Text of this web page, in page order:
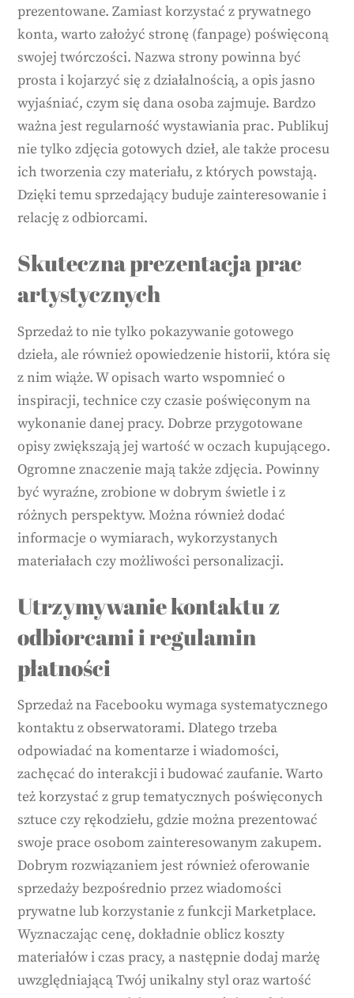
prezentowane. Zamiast korzystać z prywatnego
konta, warto założyć stronę (fanpage) poświęconą
swojej twórczości. Nazwa strony powinna być
prosta i kojarzyć się z działalnością, a opis jasno
wyjaśniać, czym się dana osoba zajmuje. Bardzo
ważna jest regularność wystawiania prac. Publikuj
nie tylko zdjęcia gotowych dzieł, ale także procesu
ich tworzenia czy materiału, z których powstają.
Dzięki temu sprzedający buduje zainteresowanie i
relację z odbiorcami.
Skuteczna prezentacja prac
artystycznych
Sprzedaż to nie tylko pokazywanie gotowego
dzieła, ale również opowiedzenie historii, która się
z nim wiąże. W opisach warto wspomnieć o
inspiracji, technice czy czasie poświęconym na
wykonanie danej pracy. Dobrze przygotowane
opisy zwiększają jej wartość w oczach kupującego.
Ogromne znaczenie mają także zdjęcia. Powinny
być wyraźne, zrobione w dobrym świetle i z
różnych perspektyw. Można również dodać
informacje o wymiarach, wykorzystanych
materiałach czy możliwości personalizacji.
Utrzymywanie kontaktu z
odbiorcami i regulamin
płatności
Sprzedaż na Facebooku wymaga systematycznego
kontaktu z obserwatorami. Dlatego trzeba
odpowiadać na komentarze i wiadomości,
zachęcać do interakcji i budować zaufanie. Warto
też korzystać z grup tematycznych poświęconych
sztuce czy rękodziełu, gdzie można prezentować
swoje prace osobom zainteresowanym zakupem.
Dobrym rozwiązaniem jest również oferowanie
sprzedaży bezpośrednio przez wiadomości
prywatne lub korzystanie z funkcji Marketplace.
Wyznaczając cenę, dokładnie oblicz koszty
materiałów i czas pracy, a następnie dodaj marżę
uwzględniającą Twój unikalny styl oraz wartość